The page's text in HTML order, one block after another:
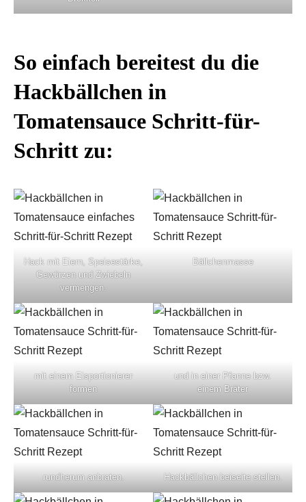
So einfach bereitest du die
Hackbällchen in
Tomatensauce Schritt-für-
Schritt zu:
Hack mit Eiern, Speisestärke,
Gewürzen und Zwiebeln
vermengen.
Bällchenmasse
mit einem Eisportionierer
formen
und in einer Pfanne bzw.
einem Bräter
rundherum anbraten. Hackbällchen beiseite stellen.